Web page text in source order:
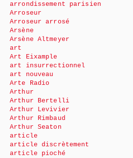
arrondissement parisien
Arroseur
Arroseur arrosé
Arsène
Arsène Altmeyer
art
Art Eixample
art insurrectionnel
art nouveau
Arte Radio
Arthur
Arthur Bertelli
Arthur Levivier
Arthur Rimbaud
Arthur Seaton
article
article discrètement
article pioché